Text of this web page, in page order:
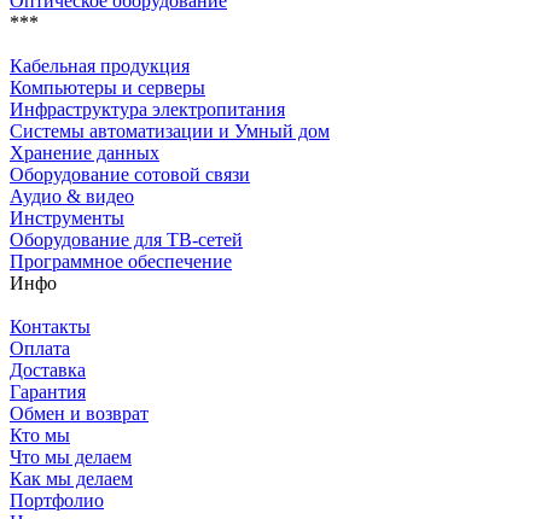
***
Кабельная продукция
Компьютеры и серверы
Инфраструктура электропитания
Системы автоматизации и Умный дом
Хранение данных
Оборудование сотовой связи
Аудио & видео
Инструменты
Оборудование для ТВ-сетей
Программное обеспечение
Инфо
Контакты
Оплата
Доставка
Гарантия
Обмен и возврат
Кто мы
Что мы делаем
Как мы делаем
Портфолио